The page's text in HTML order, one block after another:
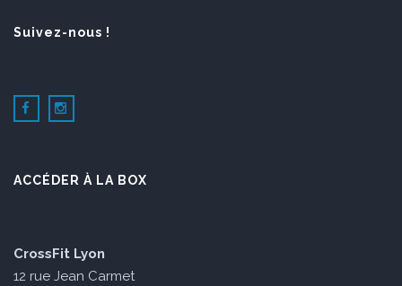
Suivez-nous !
ACCÉDER À LA BOX
CrossFit Lyon
12 rue Jean Carmet